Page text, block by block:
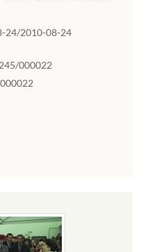
24/2010-08-24
000022